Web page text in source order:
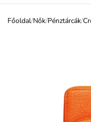
Főoldal/Nők/Pénztárcák/